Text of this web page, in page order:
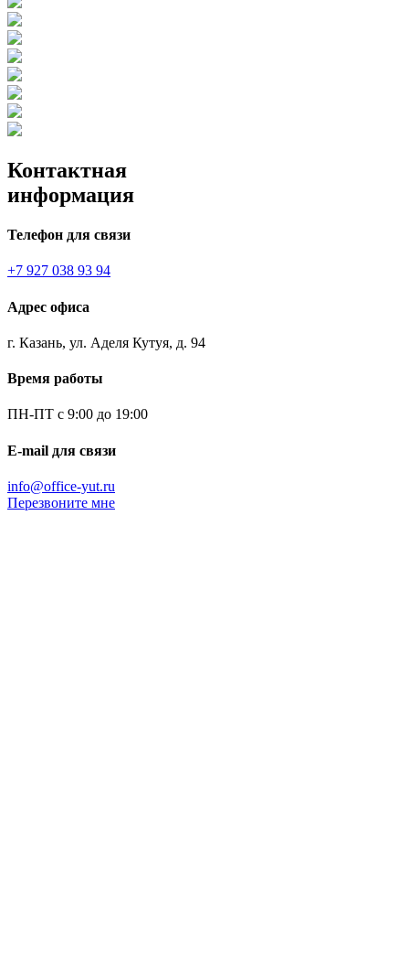
Контактная
информация
Телефон для связи
+7 927 038 93 94
Адрес офиса
г. Казань, ул. Аделя Кутуя, д. 94
Время работы
ПН-ПТ с 9:00 до 19:00
E-mail для связи
info@office-yut.ru
Перезвоните мне